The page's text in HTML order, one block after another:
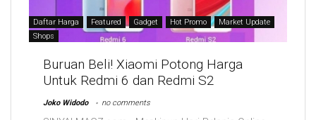
Daftar Harga Featured Gadget Hot Promo
Market Update
Shops
Buruan Beli! Xiaomi Potong Harga
Untuk Redmi 6 dan Redmi S2
Joko Widodo no comments